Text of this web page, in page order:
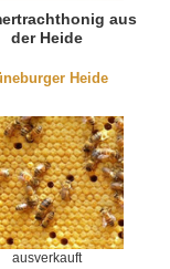
aus
der Heide
Heide
ausverkauft